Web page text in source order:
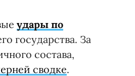
удары по
государства. За
состава,
сводке.